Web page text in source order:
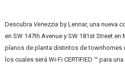
Descubra Venezzia by Lennar, una nueva
en SW 147th Avenue y SW 181st Street en
planos de planta distintos de townhomes
los cuales será Wi-Fi CERTIFIED ™ para